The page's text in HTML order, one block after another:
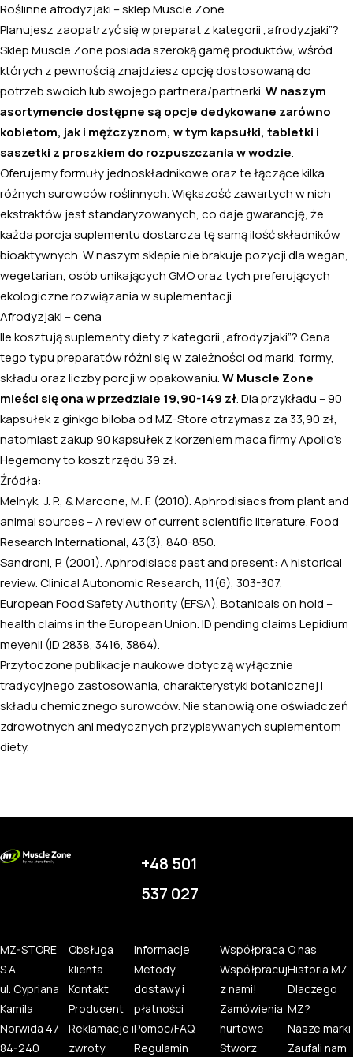
Roślinne afrodyzjaki – sklep Muscle Zone
Planujesz zaopatrzyć się w preparat z kategorii „afrodyzjaki”?
Sklep Muscle Zone posiada szeroką gamę produktów, wśród
których z pewnością znajdziesz opcję dostosowaną do
potrzeb swoich lub swojego partnera/partnerki. W naszym
asortymencie dostępne są opcje dedykowane zarówno
kobietom, jak i mężczyznom, w tym kapsułki, tabletki i
saszetki z proszkiem do rozpuszczania w wodzie
Oferujemy formuły jednoskładnikowe oraz te łączące kilka
różnych surowców roślinnych. Większość zawartych w nich
ekstraktów jest standaryzowanych, co daje gwarancję, że
każda porcja suplementu dostarcza tę samą ilość składników
bioaktywnych. W naszym sklepie nie brakuje pozycji dla wegan,
wegetarian, osób unikających GMO oraz tych preferujących
ekologiczne rozwiązania w suplementacji.
Afrodyzjaki – cena
Ile kosztują suplementy diety z kategorii „afrodyzjaki”? Cena
tego typu preparatów różni się w zależności od marki, formy,
składu oraz liczby porcji w opakowaniu. W Muscle Zone
mieści się ona w przedziale 19,90-149 zł . Dla przykładu – 90
kapsułek z ginkgo biloba od MZ-Store otrzymasz za 33,90 zł,
natomiast zakup 90 kapsułek z korzeniem maca firmy Apollo’s
Hegemony to koszt rzędu 39 zł.
Źródła:
Melnyk, J. P., & Marcone, M. F. (2010). Aphrodisiacs from plant and
animal sources – A review of current scientific literature . Food
Research International, 43(3), 840-850.
Sandroni, P. (2001). Aphrodisiacs past and present: A historical
review. Clinical Autonomic Research, 11(6), 303-307.
European Food Safety Authority (EFSA). Botanicals on hold –
health claims in the European Union. ID pending claims Lepidium
meyenii (ID 2838, 3416, 3864).
Przytoczone publikacje naukowe dotyczą wyłącznie
tradycyjnego zastosowania, charakterystyki botanicznej i
składu chemicznego surowców. Nie stanowią one oświadczeń
zdrowotnych ani medycznych przypisywanych suplementom
diety.
+48 501
537 027
MZ-STORE
S.A.
ul. Cypriana
Kamila
Norwida 47
84-240
Obsługa
klienta
Kontakt
Producent
Reklamacje i
zwroty
Informacje
Metody
dostawy i
płatności
Pomoc/FAQ
Regulamin
Współpraca
Współpracuj
z nami!
Zamówienia
hurtowe
Stwórz
O nas
Historia MZ
Dlaczego
MZ?
Nasze marki
Zaufali nam